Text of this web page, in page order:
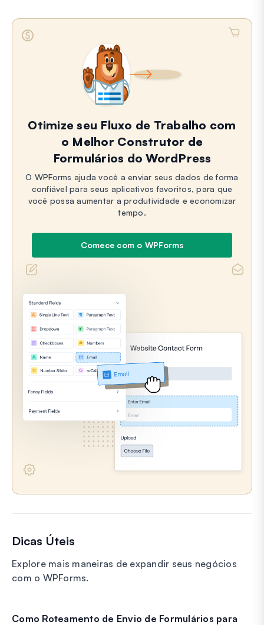
Otimize seu Fluxo de Trabalho com
o Melhor Construtor de
Formulários do WordPress
O WPForms ajuda você a enviar seus dados de forma
confiável para seus aplicativos favoritos, para que
você possa aumentar a produtividade e economizar
tempo.
Comece com o WPForms
Dicas Úteis
Explore mais maneiras de expandir seus negócios
com o WPForms.
Como Roteamento de Envio de Formulários para